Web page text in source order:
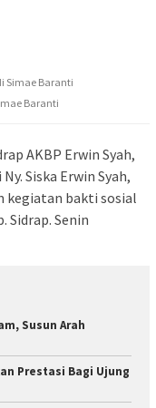
Baranti
AKBP Erwin Syah,
Siska Erwin Syah,
kegiatan bakti sosial
Sidrap. Senin
Susun Arah
Prestasi Bagi Ujung